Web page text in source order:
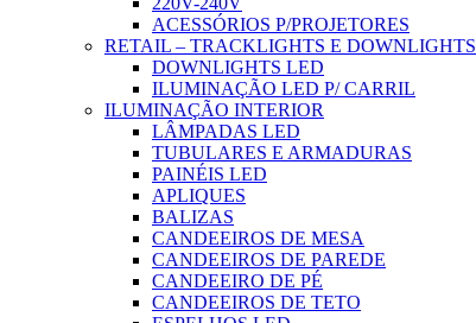
ACESSÓRIOS P/PROJETORES
RETAIL – TRACKLIGHTS E DOWNLIGHTS
DOWNLIGHTS LED
ILUMINAÇÃO LED P/ CARRIL
ILUMINAÇÃO INTERIOR
LÂMPADAS LED
TUBULARES E ARMADURAS
PAINÉIS LED
APLIQUES
BALIZAS
CANDEEIROS DE MESA
CANDEEIROS DE PAREDE
CANDEEIRO DE PÉ
CANDEEIROS DE TETO